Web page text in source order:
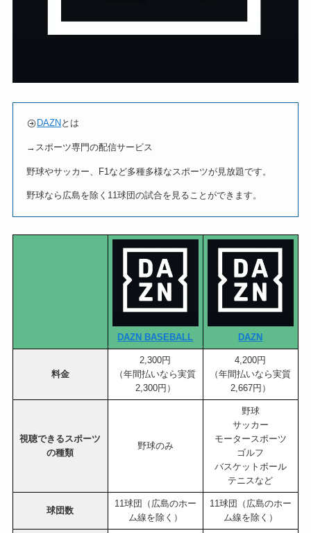
DAZN とは
→スポーツ専門の配信サービス
野球やサッカー、F1など多種多様なスポーツが見放題です。
野球なら広島を除く11球団の試合を見ることができます。
DAZN BASEBALL DAZN
料金
2,300円
（年間払いなら実質
2,300円）
4,200円
（年間払いなら実質
2,667円）
視聴できるスポーツ
の種類
野球のみ
野球
サッカー
モータースポーツ
ゴルフ
バスケットボール
テニスなど
球団数
11球団（広島のホー
ム線を除く）
11球団（広島のホー
ム線を除く）